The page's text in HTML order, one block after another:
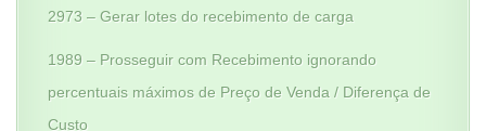
2973 – Gerar lotes do recebimento de carga
1989 – Prosseguir com Recebimento ignorando
percentuais máximos de Preço de Venda / Diferença de
Custo